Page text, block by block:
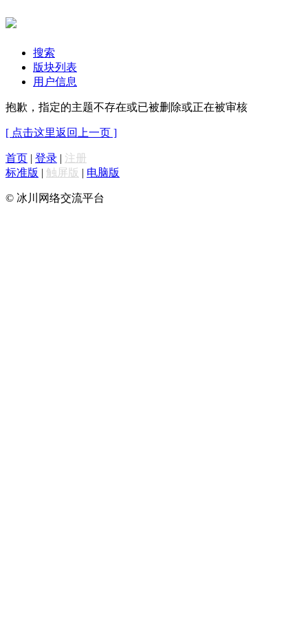
搜索
版块列表
用户信息
抱歉，指定的主题不存在或已被删除或正在被审核
[ 点击这里返回上一页 ]
首页 | 登录 | 注册
标准版 | 触屏版 | 电脑版
© 冰川网络交流平台